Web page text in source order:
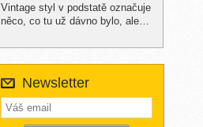
Vintage styl v podstatě označuje
něco, co tu už dávno bylo, ale…
Newsletter